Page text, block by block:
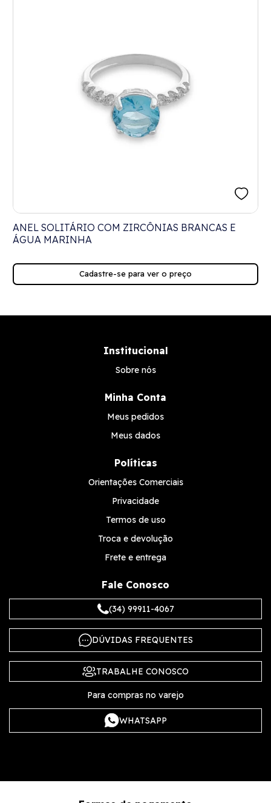
ANEL SOLITÁRIO COM ZIRCÔNIAS BRANCAS E
ÁGUA MARINHA
Cadastre-se para ver o preço
Institucional
Sobre nós
Minha Conta
Meus pedidos
Meus dados
Políticas
Orientações Comerciais
Privacidade
Termos de uso
Troca e devolução
Frete e entrega
Fale Conosco
(34) 99911-4067
DÚVIDAS FREQUENTES
TRABALHE CONOSCO
Para compras no varejo
WHATSAPP